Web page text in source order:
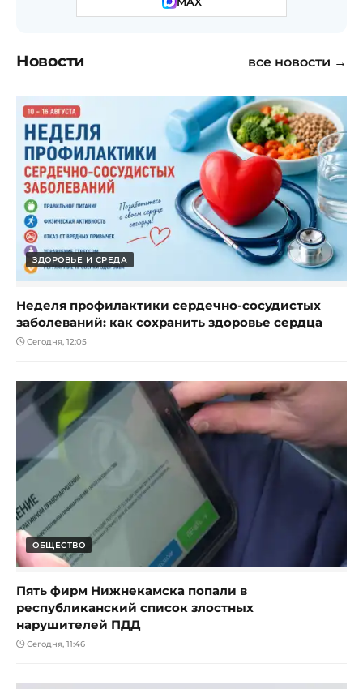
Новости все новости →
ЗДОРОВЬЕ И СРЕДА
Неделя профилактики сердечно-сосудистых
заболеваний: как сохранить здоровье сердца
Сегодня, 12:05
ОБЩЕСТВО
Пять фирм Нижнекамска попали в
республиканский список злостных
нарушителей ПДД
Сегодня, 11:46